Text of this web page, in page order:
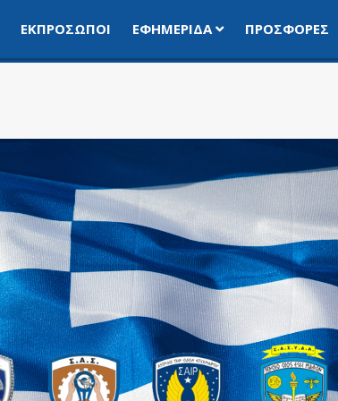
ΕΚΠΡΌΣΩΠΟΙ ΕΦΗΜΕΡΊΔΑ ΠΡΟΣΦΟΡΈΣ